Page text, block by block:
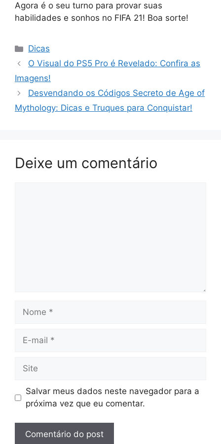
Agora é o seu turno para provar suas
habilidades e sonhos no FIFA 21! Boa sorte!
Categorias
Dicas
O Visual do PS5 Pro é Revelado: Confira as
Imagens!
Desvendando os Códigos Secreto de Age of
Mythology: Dicas e Truques para Conquistar!
Deixe um comentário
Nome
Site
Salvar meus dados neste navegador para a
próxima vez que eu comentar.